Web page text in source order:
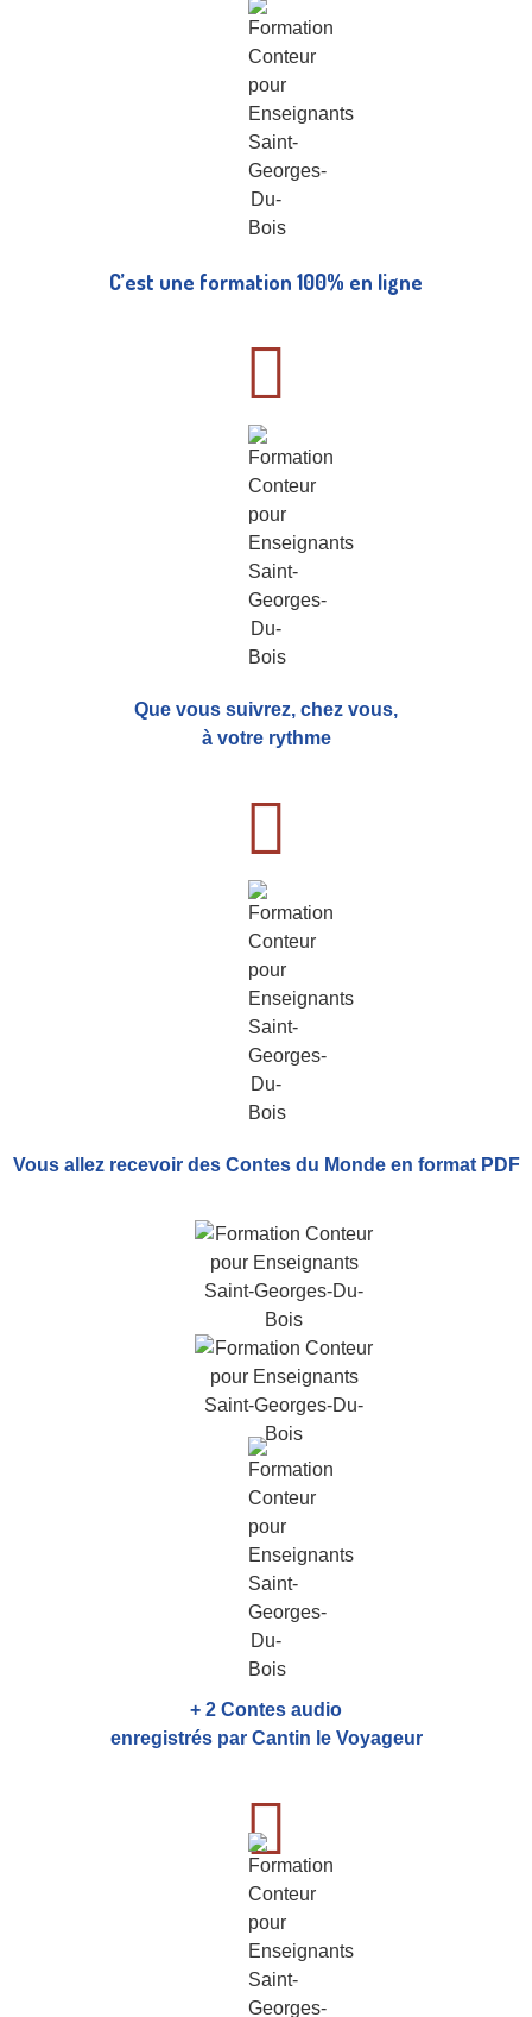
C’est une formation 100% en ligne
Que vous suivrez, chez vous,
à votre rythme
Vous allez recevoir des Contes du Monde en format PDF
+ 2 Contes audio
enregistrés par Cantin le Voyageur